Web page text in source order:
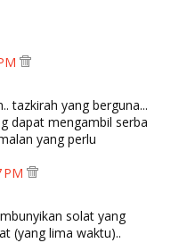
tazkirah yang berguna...
dapat mengambil serba
yang perlu
PM
solat yang
(yang lima waktu)..